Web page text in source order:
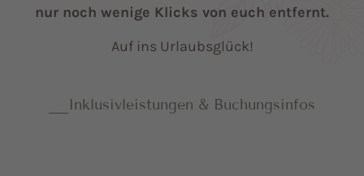
nur noch wenige Klicks von euch entfernt.
Auf ins Urlaubsglück!
Inklusivleistungen & Buchungsinfos